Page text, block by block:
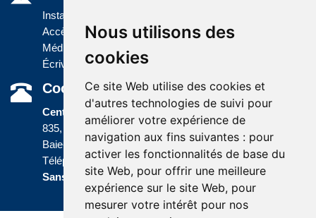
Nous utilisons des
cookies
Ce site Web utilise des cookies et
d'autres technologies de suivi pour
améliorer votre expérience de
navigation aux fins suivantes : pour
activer les fonctionnalités de base du
site Web, pour offrir une meilleure
expérience sur le site Web, pour
mesurer votre intérêt pour nos
Installations
Accès à l'information
Médias
Écrivez-nous
Coordonnées
Centre administratif
835, boulevard Jolliet
Baie-Comeau (Québec) G5C 1P5
Téléphone :418 589-9845ou
Sans frais : 1 800 463-5142